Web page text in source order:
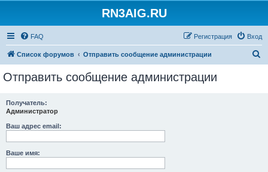
RN3AIG.RU
FAQ Вход
Регистрация
Список форумов Отправить сообщение администрации
Отправить сообщение администрации
Получатель:
Администратор
Ваш адрес email:
Ваше имя: